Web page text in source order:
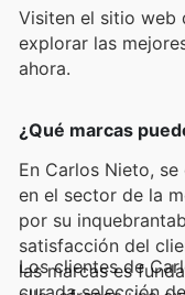
Visiten el sitio web
explorar las
ahora.
¿Qué marcas
En Carlos Nieto,
en el sector de la
por su
satisfacción del
las marcas es
Los clientes de